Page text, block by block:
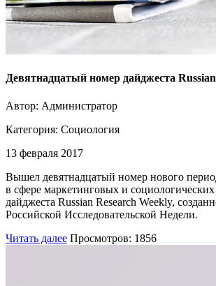
Девятнадцатый номер дайджеста
Автор: Администратор
Категория: Социология
13 февраля 2017
Вышел девятнадцатый номер нового
в сфере маркетинговых и
дайджеста Russian Research Weekly,
Российской Исследовательской Недели.
Читать далее Просмотров: 1856